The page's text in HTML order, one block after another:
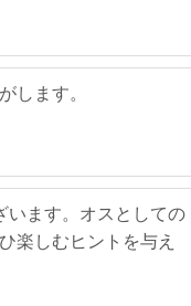
します。
います。オスとしての
楽しむヒントを与え